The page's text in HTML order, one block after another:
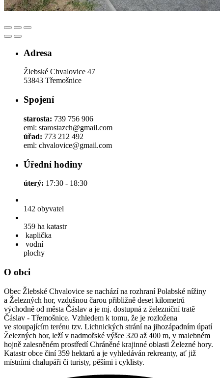
Adresa
Žlebské Chvalovice 47
53843 Třemošnice
Spojení
starosta: 739 756 906
eml: starostazch@gmail.com
úřad: 773 212 492
eml: chvalovice@gmail.com
Úřední hodiny
úterý: 17:30 - 18:30
142 obyvatel
359 ha katastr
kaplička
vodní
plochy
O obci
Obec Žlebské Chvalovice se nachází na rozhraní Polabské nížiny
a Železných hor, vzdušnou čarou přibližně deset kilometrů
východně od města Čáslav a je mj. dostupná z železniční tratě
Čáslav - Třemošnice. Vzhledem k tomu, že je rozložena
ve stoupajícím terénu tzv. Lichnických strání na jihozápadním úpatí
Železných hor, leží v nadmořské výšce 320 až 400 m, v malebném
hojně zalesněném prostředí Chráněné krajinné oblasti Železné hory.
Katastr obce činí 359 hektarů a je vyhledáván rekreanty, ať již
místními chalupáři či turisty, pěšími i cyklisty.